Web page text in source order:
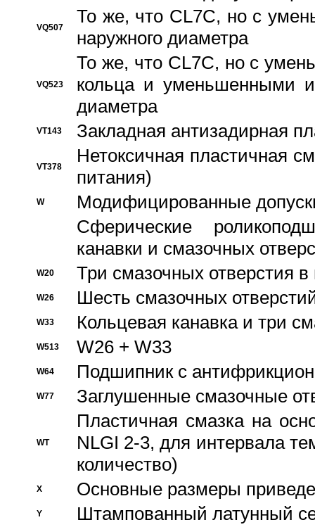
VQ507
То же, что CL7C, но с
наружного диаметра
VQ523
То же, что CL7C, но с
кольца и уменьшенными
диаметра
VT143 Закладная антизадирная
VT378
Нетоксичная пластичная
питания)
W
Модифицированные
Сферические
канавки и смазочных
W20 Три смазочных отверстия
W26 Шесть смазочных
W33 Кольцевая канавка и три
W513 W26 + W33
W64 Подшипник с
W77 Заглушенные смазочные
WT
Пластичная смазка на
NLGI 2-3, для интервала
количество)
X Основные размеры
Y Штампованный латунный